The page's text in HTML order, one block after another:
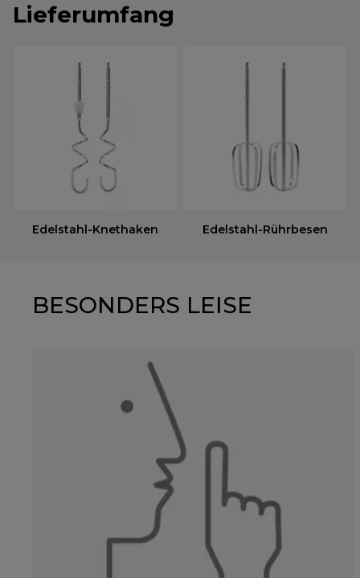
Lieferumfang
Edelstahl-Knethaken Edelstahl-Rührbesen
BESONDERS LEISE